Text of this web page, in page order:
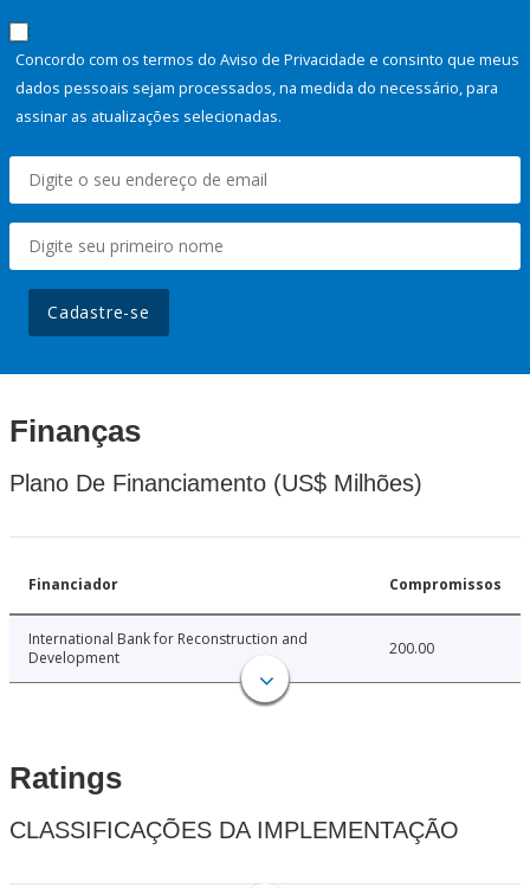
Concordo com os termos do Aviso de Privacidade e consinto que meus
dados pessoais sejam processados, na medida do necessário, para
assinar as atualizações selecionadas.
Cadastre-se
Finanças
Plano De Financiamento (US$ Milhões)
Financiador Compromissos
International Bank for Reconstruction and
Development
200.00
Ratings
CLASSIFICAÇÕES DA IMPLEMENTAÇÃO